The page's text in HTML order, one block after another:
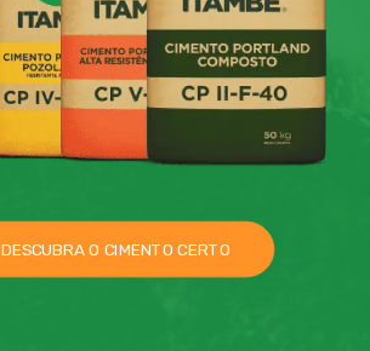
DESCUBRA O CIMENTO CERTO